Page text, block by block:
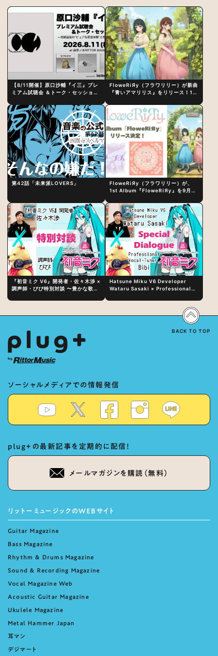
【8/11開催】原口沙輔『イ三』プレ
ミアム試聴会 ＆トーク・セッション
制作秘話
FloweRiЯy（フラワリリー）が新曲
『青いアマリリス』をリリース！1st
第42話「未来派LOVERS」
FloweRiЯy（フラワリリー）が、
1st Album『FloweRiЯy』を9月23
『初音ミク V6』開発者・佐々木渉 ×
調声師・びび特別対談 〜豊かな歌声
Hatsune Miku V6 Developer
Wataru Sasaki × Professional
Vocal Expression Lies in “Love
for the singing characters” and
ソーシャルメディアでの情報発信
plug+の最新記事を定期的に配信！
メールマガジンを購読（無料）
リットーミュージックのWEBサイト
Guitar Magazine
Bass Magazine
Rhythm & Drums Magazine
Sound & Recording Magazine
Vocal Magazine Web
Acoustic Guitar Magazine
Ukulele Magazine
Metal Hammer Japan
耳マン
デジマート
BACK TO TOP